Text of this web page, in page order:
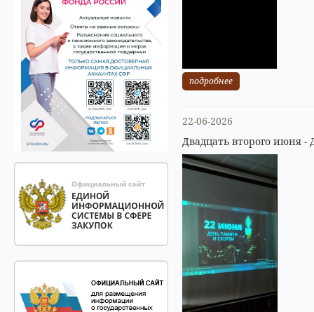
подробнее
22-06-2026
Двадцать второго июня -